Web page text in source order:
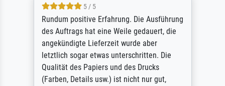
5 / 5
Rundum positive Erfahrung. Die Ausführung
des Auftrags hat eine Weile gedauert, die
angekündigte Lieferzeit wurde aber
letztlich sogar etwas unterschritten. Die
Qualität des Papiers und des Drucks
(Farben, Details usw.) ist nicht nur gut,